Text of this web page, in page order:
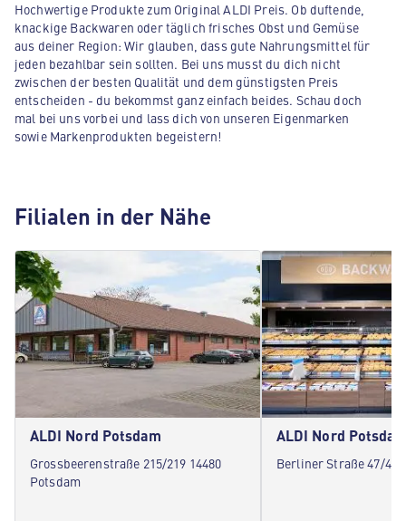
Hochwertige Produkte zum Original ALDI Preis. Ob duftende,
knackige Backwaren oder täglich frisches Obst und Gemüse
aus deiner Region: Wir glauben, dass gute Nahrungsmittel für
jeden bezahlbar sein sollten. Bei uns musst du dich nicht
zwischen der besten Qualität und dem günstigsten Preis
entscheiden - du bekommst ganz einfach beides. Schau doch
mal bei uns vorbei und lass dich von unseren Eigenmarken
sowie Markenprodukten begeistern!
Filialen in der Nähe
ALDI Nord Potsdam
Grossbeerenstraße 215/219 14480
Potsdam
ALDI Nord
Berliner Straße 47/48